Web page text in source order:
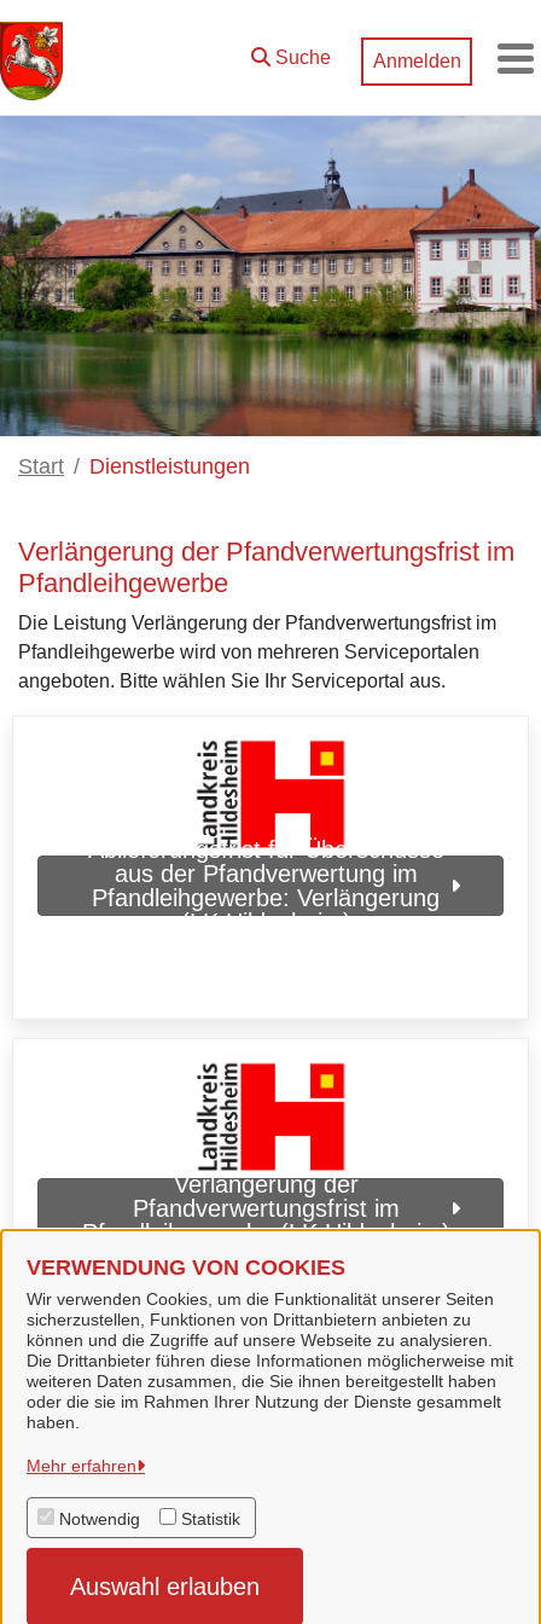
Zum Hauptinhalt springen
VERWENDUNG VON COOKIES
Wir verwenden Cookies, um die Funktionalität unserer Seiten
sicherzustellen, Funktionen von Drittanbietern anbieten zu
können und die Zugriffe auf unsere Webseite zu analysieren.
Die Drittanbieter führen diese Informationen möglicherweise mit
weiteren Daten zusammen, die Sie ihnen bereitgestellt haben
oder die sie im Rahmen Ihrer Nutzung der Dienste gesammelt
haben.
Mehr erfahren
Notwendig Statistik
Auswahl erlauben
Suche Anmelden
Start Dienstleistungen
Verlängerung der Pfandverwertungsfrist im
Pfandleihgewerbe
Die Leistung Verlängerung der Pfandverwertungsfrist im
Pfandleihgewerbe wird von mehreren Serviceportalen
angeboten. Bitte wählen Sie Ihr Serviceportal aus.
Ablieferungsfrist für Überschüsse
aus der Pfandverwertung im
Pfandleihgewerbe: Verlängerung
(LK Hildesheim)
Verlängerung der
Pfandverwertungsfrist im
Pfandleihgewerbe (LK Hildesheim)
Gemeinde Lamspringe
Alle Rechte vorbehalten